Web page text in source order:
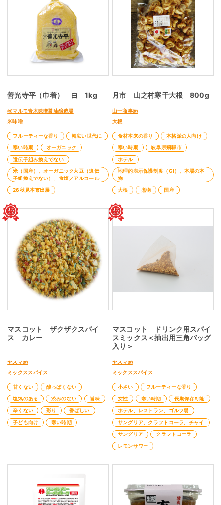
善光寺平（巾着） 白 1kg
㈱マルモ青木味噌醤油醸造場
米味噌
フルーティーな香り
幅広い世代に
寒い時期
オーガニック
遺伝子組み換えでない
米（国産）、オーガニック大豆（遺伝
子組換えでない）、食塩／アルコール
26秋見本市出展
月市 山之村寒干大根 800g
山一商事㈱
大根
食材本来の香り
本格派の人向け
寒い時期
岐阜県飛騨市
ホテル
地理的表示保護制度（GI）、本場の本
物
大根
煮物 国産
マスコット ザクザクスパイ
ス カレー
ヤスマ㈱
ミックススパイス
甘くない
酸っぱくない
塩気のある
渋みのない
旨味
辛くない
彩り
香ばしい
子ども向け
寒い時期
マスコット ドリンク用スパイ
スミックス＜抽出用三角バッグ
入り＞
ヤスマ㈱
ミックススパイス
小さい
フルーティーな香り
女性
寒い時期
長期保存可能
ホテル、レストラン、ゴルフ場
サングリア、クラフトコーラ、チャイ
サングリア
クラフトコーラ
レモンサワー